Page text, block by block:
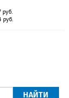
руб.
руб.
НАЙТИ